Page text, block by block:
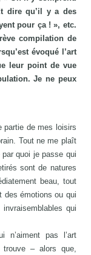
dire qu’il y a des
pour ça ! », etc.
compilation de
évoqué l’art
leur point de vue
Je ne peux
partie de mes loisirs
Tout ne me plaît
par quoi je passe qui
sont de natures
beau, tout
des émotions ou qui
qui
n’aiment pas l’art
trouve – alors que,